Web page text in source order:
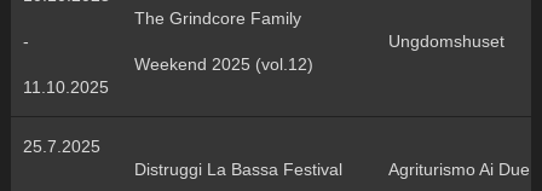
-
11.10.2025
The Grindcore Family
Weekend 2025 (vol.12)
Ungdomshuset
25.7.2025
Distruggi La Bassa Festival Agriturismo Ai Due